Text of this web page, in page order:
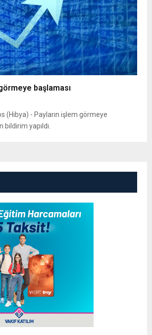
başlaması
(Hibya) - Payların işlem görmeye
bildirim yapıldı.